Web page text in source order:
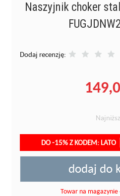
Naszyjnik choker
Dodaj recenzję:
DO -15% Z KODEM: LATO
dodaj do
Towar na magazynie